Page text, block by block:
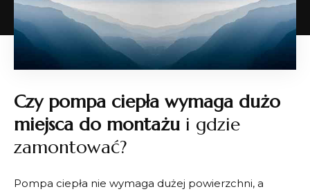
Czy pompa ciepła wymaga dużo
miejsca do montażu i gdzie
zamontować?
Pompa ciepła nie wymaga dużej powierzchni, a